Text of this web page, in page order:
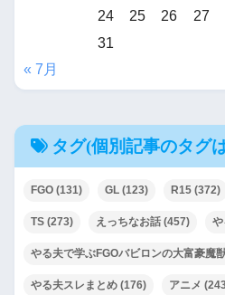
24
25 26 27
31
« 7月
タグ(個別記事のタグ
FGO (131) GL (123) R15 (372)
TS (273) えっちなお話 (457)
やる夫で学ぶFGOバビロンの大富豪魔
やる夫スレまとめ (176) アニメ